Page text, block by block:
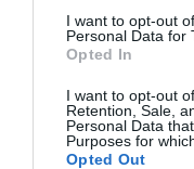
I want to opt-out
Personal Data for
Opted In
I want to opt-out
Retention, Sale,
Personal Data
Purposes for
Opted Out